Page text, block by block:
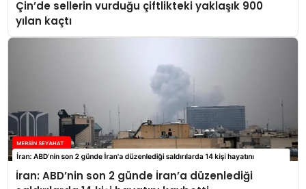
Çin’de sellerin vurduğu çiftlikteki yaklaşık 900
yılan kaçtı
İran: ABD’nin son 2 günde İran’a düzenlediği